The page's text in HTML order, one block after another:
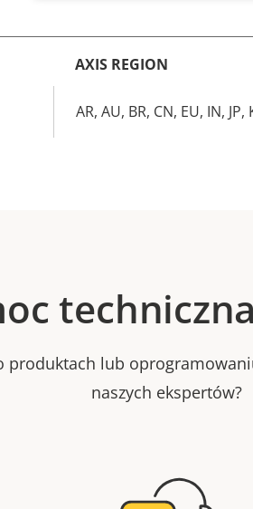
AXIS REGION
AR, AU, BR, CN, EU, IN, JP,
produktach lub
naszych ekspertów?